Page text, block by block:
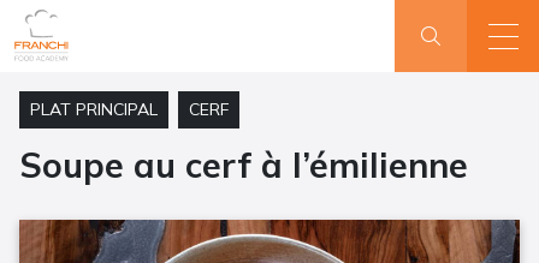
PLAT PRINCIPAL CERF
Soupe au cerf à l’émilienne